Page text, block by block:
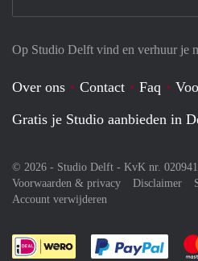
Op Studio Delft vind en verhuur je
Over ons Contact Faq
Gratis je Studio aanbieden in
© 2026 - Studio Delft - KvK nr.
Voorwaarden & privacy
Disclaimer
Account verwijderen
Je